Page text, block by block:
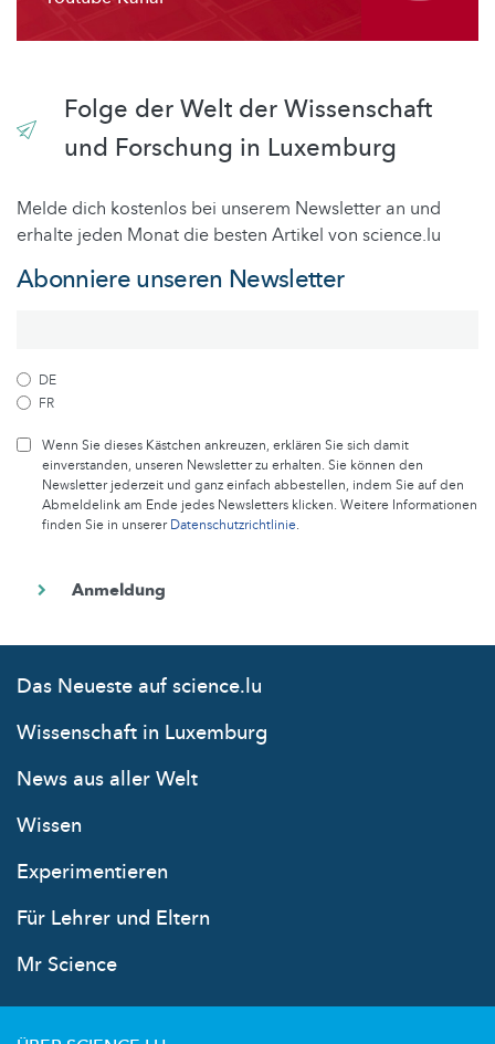
Folge der Welt der Wissenschaft
und Forschung in Luxemburg
Melde dich kostenlos bei unserem Newsletter an und
erhalte jeden Monat die besten Artikel von science.lu
Abonniere unseren Newsletter
DE
FR
Wenn Sie dieses Kästchen ankreuzen, erklären Sie sich damit
einverstanden, unseren Newsletter zu erhalten. Sie können den
Newsletter jederzeit und ganz einfach abbestellen, indem Sie auf den
Abmeldelink am Ende jedes Newsletters klicken. Weitere Informationen
finden Sie in unsererDatenschutzrichtlinie.
Das Neueste auf science.lu
Wissenschaft in Luxemburg
News aus aller Welt
Wissen
Experimentieren
Für Lehrer und Eltern
Mr Science